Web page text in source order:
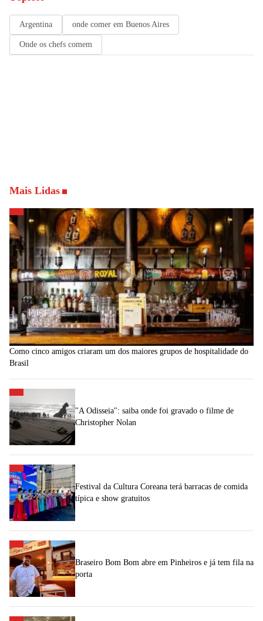
Argentina onde comer em Buenos Aires
Onde os chefs comem
Mais Lidas
Como cinco amigos criaram um dos maiores grupos de hospitalidade do
Brasil
"A Odisseia": saiba onde foi gravado o filme de
Christopher Nolan
Festival da Cultura Coreana terá barracas de comida
típica e show gratuitos
Braseiro Bom Bom abre em Pinheiros e já tem fila na
porta